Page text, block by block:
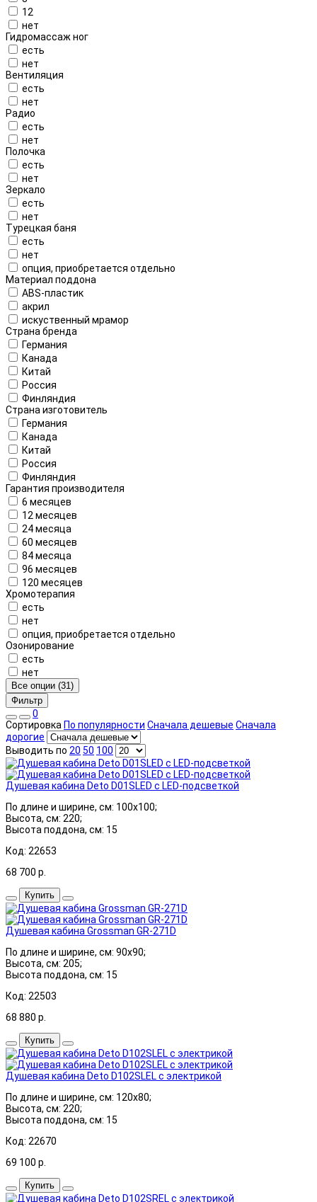
12
нет
Гидромассаж ног
есть
нет
Вентиляция
есть
нет
Радио
есть
нет
Полочка
есть
нет
Зеркало
есть
нет
Турецкая баня
есть
нет
опция, приобретается отдельно
Материал поддона
ABS-пластик
акрил
искуственный мрамор
Страна бренда
Германия
Канада
Китай
Россия
Финляндия
Страна изготовитель
Германия
Канада
Китай
Россия
Финляндия
Гарантия производителя
6 месяцев
12 месяцев
24 месяца
60 месяцев
84 месяца
96 месяцев
120 месяцев
Хромотерапия
есть
нет
опция, приобретается отдельно
Озонирование
есть
нет
Все опции (31)
Фильтр
0
Сортировка По популярности Сначала дешевые Сначала
дорогие
Выводить по 20 50 100
Душевая кабина Deto D01SLED с LED-подсветкой
По длине и ширине, см: 100x100;
Высота, см: 220;
Высота поддона, см: 15
Код: 22653
68 700 р.
Купить
Душевая кабина Grossman GR-271D
По длине и ширине, см: 90x90;
Высота, см: 205;
Высота поддона, см: 15
Код: 22503
68 880 р.
Купить
Душевая кабина Deto D102SLEL с электрикой
По длине и ширине, см: 120x80;
Высота, см: 220;
Высота поддона, см: 15
Код: 22670
69 100 р.
Купить